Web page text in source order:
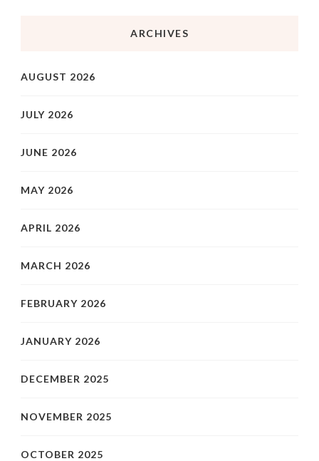
ARCHIVES
AUGUST 2026
JULY 2026
JUNE 2026
MAY 2026
APRIL 2026
MARCH 2026
FEBRUARY 2026
JANUARY 2026
DECEMBER 2025
NOVEMBER 2025
OCTOBER 2025